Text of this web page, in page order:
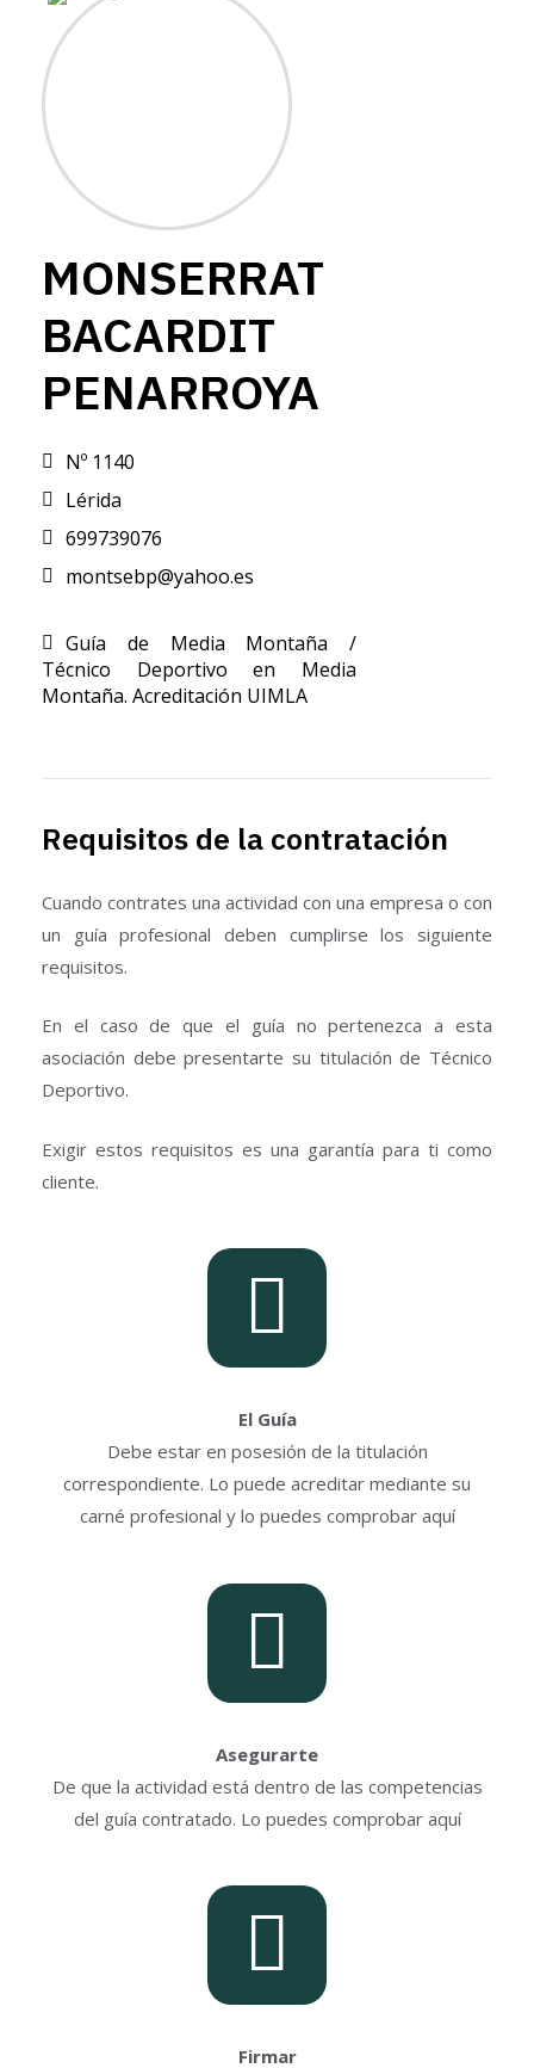
MONSERRAT
BACARDIT
PENARROYA
Nº 1140
Lérida
699739076
montsebp@yahoo.es
Guía de Media Montaña /
Técnico Deportivo en Media
Montaña. Acreditación UIMLA
Requisitos de la contratación
Cuando contrates una actividad con una empresa o con
un guía profesional deben cumplirse los siguiente
requisitos.
En el caso de que el guía no pertenezca a esta
asociación debe presentarte su titulación de Técnico
Deportivo.
Exigir estos requisitos es una garantía para ti como
cliente.
El Guía
Debe estar en posesión de la titulación
correspondiente. Lo puede acreditar mediante su
carné profesional y lo puedes comprobar aquí
Asegurarte
De que la actividad está dentro de las competencias
del guía contratado. Lo puedes comprobar aquí
Firmar